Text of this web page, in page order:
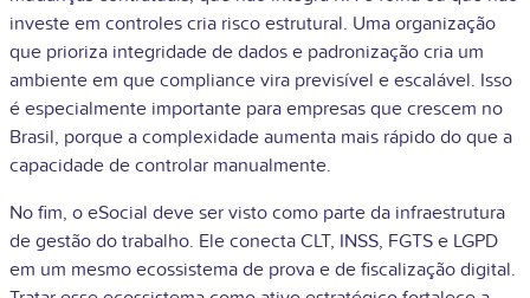
investe em controles cria risco estrutural. Uma organização
que prioriza integridade de dados e padronização cria um
ambiente em que compliance vira previsível e escalável. Isso
é especialmente importante para empresas que crescem no
Brasil, porque a complexidade aumenta mais rápido do que a
capacidade de controlar manualmente.
No fim, o eSocial deve ser visto como parte da infraestrutura
de gestão do trabalho. Ele conecta CLT, INSS, FGTS e LGPD
em um mesmo ecossistema de prova e de fiscalização digital.